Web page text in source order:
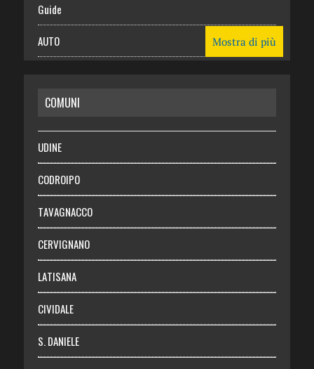
Guide
AUTO
RISPARMIO
SALUTE
Necrologie
Chi siamo
Abbonati
Login
Mostra di più
COMUNI
UDINE
CODROIPO
TAVAGNACCO
CERVIGNANO
LATISANA
CIVIDALE
S. DANIELE